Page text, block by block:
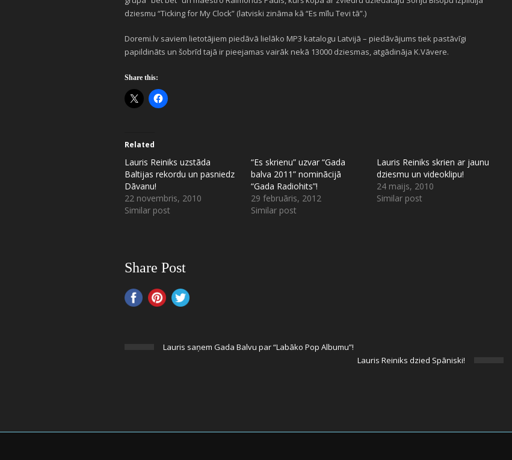
dziesmu “Ticking for My Clock” (latviski zināma kā “Es mīlu Tevi tā”.)
Doremi.lv saviem lietotājiem piedāvā lielāko MP3 katalogu Latvijā – piedāvājums tiek pastāvīgi
papildināts un šobrīd tajā ir pieejamas vairāk nekā 13000 dziesmas, atgādināja K.Vāvere.
Share this:
Related
Lauris Reiniks uzstāda
Baltijas rekordu un pasniedz
Dāvanu!
22 novembris, 2010
Similar post
“Es skrienu” uzvar “Gada
balva 2011” nominācijā
“Gada Radiohits”!
29 februāris, 2012
Similar post
Lauris Reiniks skrien ar jaunu
dziesmu un videoklipu!
24 maijs, 2010
Similar post
Share Post
Lauris saņem Gada Balvu par “Labāko Pop Albumu”!
Lauris Reiniks dzied Spāniski!